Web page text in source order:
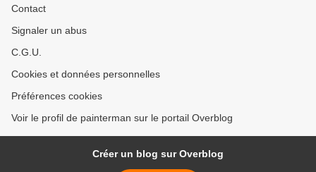
Contact
Signaler un abus
C.G.U.
Cookies et données personnelles
Préférences cookies
Voir le profil de painterman sur le portail Overblog
Créer un blog sur Overblog